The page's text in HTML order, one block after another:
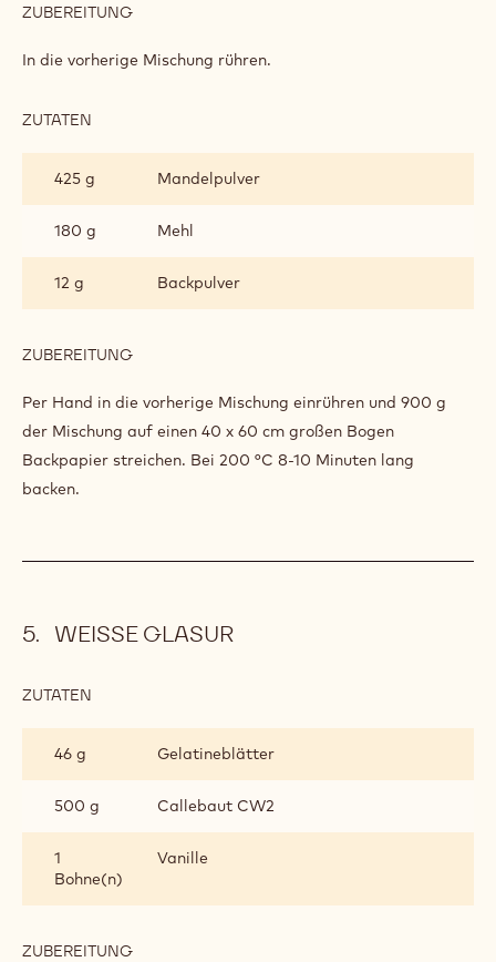
ZUBEREITUNG
In die vorherige Mischung rühren.
ZUTATEN
425 g
Mandelpulver
180 g Mehl
12 g Backpulver
ZUBEREITUNG
Per Hand in die vorherige Mischung einrühren und 900 g
der Mischung auf einen 40 x 60 cm großen Bogen
Backpapier streichen. Bei 200 °C 8-10 Minuten lang
backen.
WEISSE GLASUR
ZUTATEN
46 g
Gelatineblätter
500 g Callebaut CW2
1
Bohne(n)
Vanille
ZUBEREITUNG